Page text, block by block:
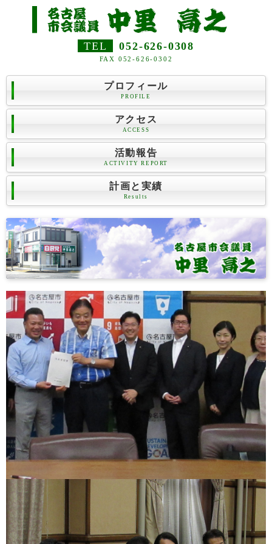
TEL 052-626-0308
FAX 052-626-0302
プロフィール
PROFILE
アクセス
ACCESS
活動報告
ACTIVITY REPORT
計画と実績
Results